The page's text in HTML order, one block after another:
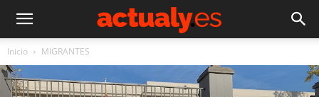
Inicio MIGRANTES